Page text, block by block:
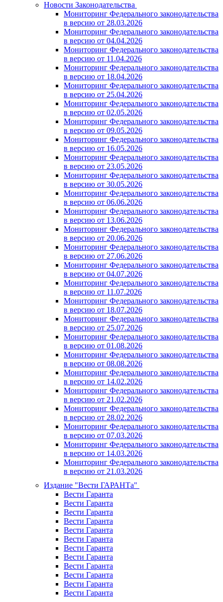
Новости Законодательства
Мониторинг Федерального законодательства
в версию от 28.03.2026
Мониторинг Федерального законодательства
в версию от 04.04.2026
Мониторинг Федерального законодательства
в версию от 11.04.2026
Мониторинг Федерального законодательства
в версию от 18.04.2026
Мониторинг Федерального законодательства
в версию от 25.04.2026
Мониторинг Федерального законодательства
в версию от 02.05.2026
Мониторинг Федерального законодательства
в версию от 09.05.2026
Мониторинг Федерального законодательства
в версию от 16.05.2026
Мониторинг Федерального законодательства
в версию от 23.05.2026
Мониторинг Федерального законодательства
в версию от 30.05.2026
Мониторинг Федерального законодательства
в версию от 06.06.2026
Мониторинг Федерального законодательства
в версию от 13.06.2026
Мониторинг Федерального законодательства
в версию от 20.06.2026
Мониторинг Федерального законодательства
в версию от 27.06.2026
Мониторинг Федерального законодательства
в версию от 04.07.2026
Мониторинг Федерального законодательства
в версию от 11.07.2026
Мониторинг Федерального законодательства
в версию от 18.07.2026
Мониторинг Федерального законодательства
в версию от 25.07.2026
Мониторинг Федерального законодательства
в версию от 01.08.2026
Мониторинг Федерального законодательства
в версию от 08.08.2026
Мониторинг Федерального законодательства
в версию от 14.02.2026
Мониторинг Федерального законодательства
в версию от 21.02.2026
Мониторинг Федерального законодательства
в версию от 28.02.2026
Мониторинг Федерального законодательства
в версию от 07.03.2026
Мониторинг Федерального законодательства
в версию от 14.03.2026
Мониторинг Федерального законодательства
в версию от 21.03.2026
Издание "Вести ГАРАНТа"
Вести Гаранта
Вести Гаранта
Вести Гаранта
Вести Гаранта
Вести Гаранта
Вести Гаранта
Вести Гаранта
Вести Гаранта
Вести Гаранта
Вести Гаранта
Вести Гаранта
Вести Гаранта